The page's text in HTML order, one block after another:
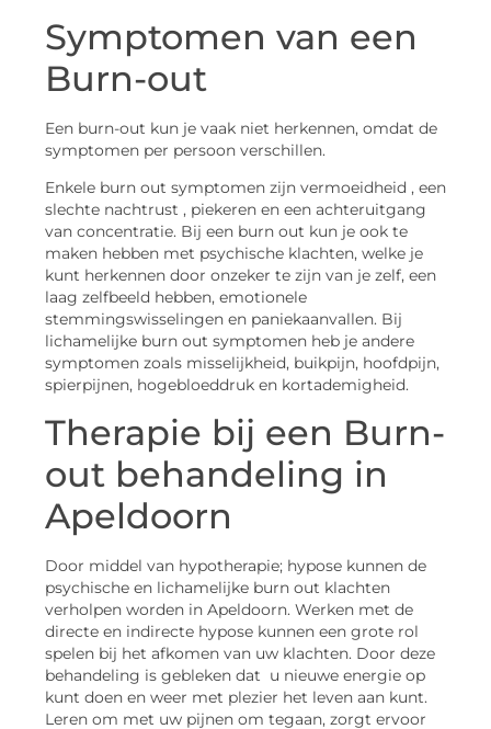
Symptomen van een
Burn-out
Een burn-out kun je vaak niet herkennen, omdat de
symptomen per persoon verschillen.
Enkele burn out symptomen zijn vermoeidheid , een
slechte nachtrust , piekeren en een achteruitgang
van concentratie. Bij een burn out kun je ook te
maken hebben met psychische klachten, welke je
kunt herkennen door onzeker te zijn van je zelf, een
laag zelfbeeld hebben, emotionele
stemmingswisselingen en paniekaanvallen. Bij
lichamelijke burn out symptomen heb je andere
symptomen zoals misselijkheid, buikpijn, hoofdpijn,
spierpijnen, hogebloeddruk en kortademigheid.
Therapie bij een Burn-
out behandeling in
Apeldoorn
Door middel van hypotherapie; hypose kunnen de
psychische en lichamelijke burn out klachten
verholpen worden in Apeldoorn. Werken met de
directe en indirecte hypose kunnen een grote rol
spelen bij het afkomen van uw klachten. Door deze
behandeling is gebleken dat u nieuwe energie op
kunt doen en weer met plezier het leven aan kunt.
Leren om met uw pijnen om tegaan, zorgt ervoor